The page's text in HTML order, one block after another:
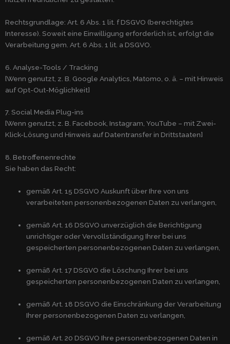
Rechtsgrundlage: Art. 6 Abs. 1 lit. f DSGVO (berechtigtes
Interesse). Soweit eine Einwilligung erforderlich ist, erfolgt die
Verarbeitung gem. Art. 6 Abs. 1 lit. a DSGVO.
6. Analyse-Tools / Tracking
[Wenn genutzt, z. B. Google Analytics, Matomo, o. ä. – mit Hinweis
auf Opt-Out-Möglichkeit]
7. Social Media Plug-ins
[Wenn genutzt, z. B. Facebook, Instagram, YouTube – mit Zwei-
Klick-Lösung und Hinweis auf Datentransfer in Drittstaaten]
8. Betroffenenrechte
Sie haben das Recht:
gemäß Art. 15 DSGVO Auskunft über Ihre von uns
verarbeiteten personenbezogenen Daten zu verlangen,
gemäß Art. 16 DSGVO unverzüglich die Berichtigung
unrichtiger oder Vervollständigung Ihrer bei uns
gespeicherten personenbezogenen Daten zu verlangen,
gemäß Art. 17 DSGVO die Löschung Ihrer bei uns
gespeicherten personenbezogenen Daten zu verlangen,
gemäß Art. 18 DSGVO die Einschränkung der Verarbeitung
Ihrer personenbezogenen Daten zu verlangen,
gemäß Art. 20 DSGVO Ihre personenbezogenen Daten in